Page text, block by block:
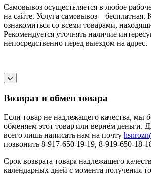
Самовывоз осуществляется в любое
на сайте. Услуга самовывоз – бесплатная.
ознакомиться со всеми товарами,
Рекомендуется уточнять наличие
непосредственно перед выездом на адрес.
Возврат и обмен товара
Если товар не надлежащего качества, мы
обменяем этот товар или вернём деньги.
всего лишь написать нам на почту
позвонить 8-917-650-19-19, 8-919-650-18-
Срок возврата товара надлежащего
календарных дней с момента получения